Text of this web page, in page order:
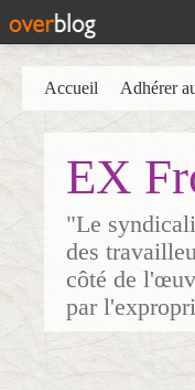
EX
"Le
des
côté de
par
Accueil Adhérer